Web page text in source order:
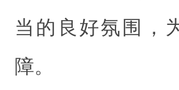
当的良好氛围，
障。